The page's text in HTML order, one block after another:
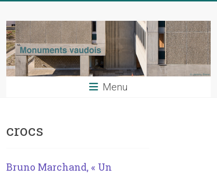
content
Monuments
vaudois
La
revue
canton
Menu
crocs
Bruno Marchand, « Un